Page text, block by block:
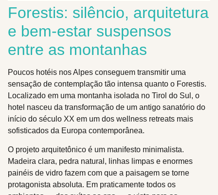
Forestis: silêncio, arquitetura
e bem-estar suspensos
entre as montanhas
Poucos hotéis nos Alpes conseguem transmitir uma
sensação de contemplação tão intensa quanto o Forestis.
Localizado em uma montanha isolada no Tirol do Sul, o
hotel nasceu da transformação de um antigo sanatório do
início do século XX em um dos wellness retreats mais
sofisticados da Europa contemporânea.
O projeto arquitetônico é um manifesto minimalista.
Madeira clara, pedra natural, linhas limpas e enormes
painéis de vidro fazem com que a paisagem se torne
protagonista absoluta. Em praticamente todos os